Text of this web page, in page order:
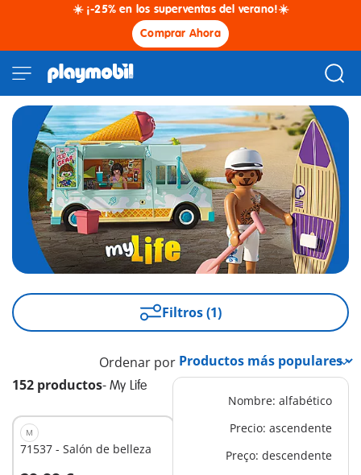
☀️ ¡-25% en los superventas del verano!☀️
Comprar Ahora
Filtros (1)
152 productos- My Life
Ordenar por
Nombre: alfabético
Precio: ascendente
Preço: descendente
M
71537 - Salón de belleza 71244 - Equipo de Rescate